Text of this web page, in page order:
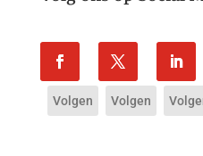
Volgen Volgen